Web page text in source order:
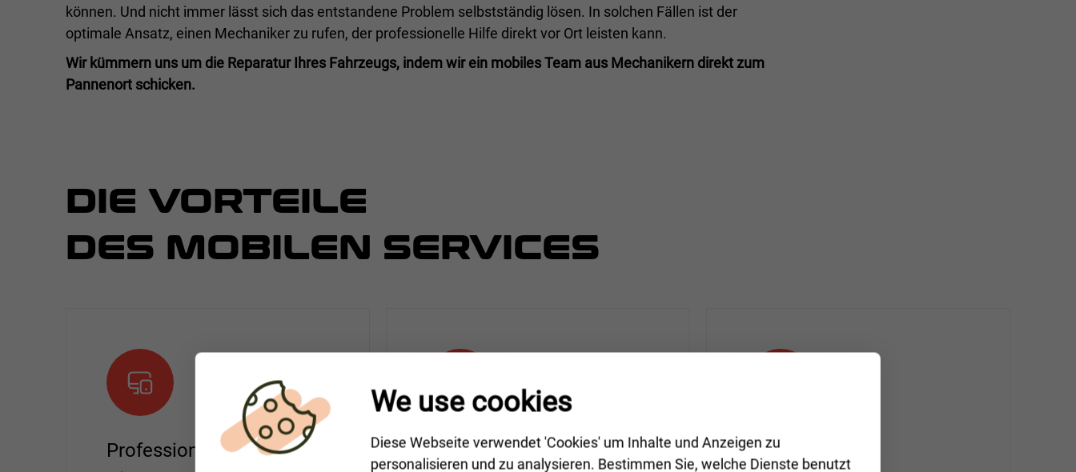
können. Und nicht immer lässt sich das entstandene Problem selbstständig lösen. In solchen Fällen ist der
optimale Ansatz, einen Mechaniker zu rufen, der professionelle Hilfe direkt vor Ort leisten kann.
Wir kümmern uns um die Reparatur Ihres Fahrzeugs, indem wir ein mobiles Team aus Mechanikern direkt zum
Pannenort schicken.
DIE VORTEILE
DES MOBILEN SERVICES
Professionelle
Einsparung
Zeitersparnis
We use cookies
Diese Webseite verwendet 'Cookies' um Inhalte und Anzeigen zu
personalisieren und zu analysieren. Bestimmen Sie, welche Dienste benutzt